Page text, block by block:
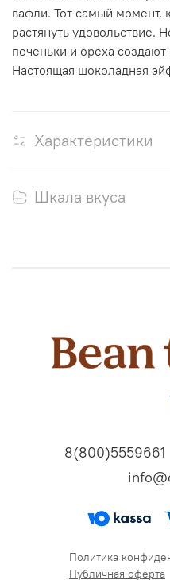
вафли. Тот самый момент,
растянуть удовольствие.
печеньки и ореха
Настоящая шоколадная
Характеристики
Шкала вкуса
8(800)5559661
Политика
Публичная оферта